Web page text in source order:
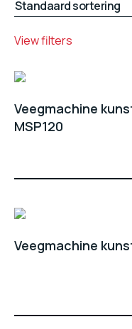
View filters
Veegmachine
MSP120
Veegmachine